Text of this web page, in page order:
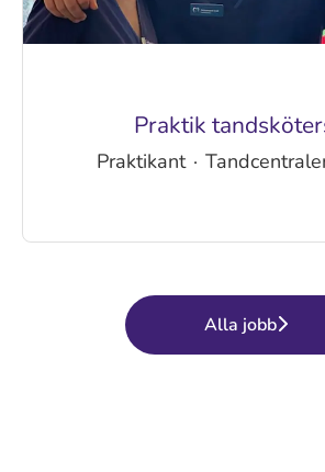
Praktik
Praktikant ·
Alla jobb